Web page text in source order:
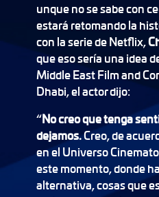
unque no se sabe con
estará retomando la
con la serie de Netflix,
que eso sería una idea
Middle East Film and
Dhabi, el actor dijo:
“No creo que tenga
dejamos.Creo, de
en el Universo
este momento, donde
alternativa, cosas que